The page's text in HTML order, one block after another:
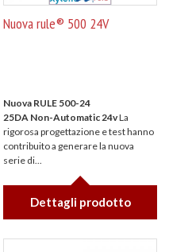
Nuova rule® 500 24V
Nuova RULE 500-24
25DA Non-Automatic 24vLa
rigorosa progettazione e test hanno
contribuito a generare la nuova
serie di...
Dettagli prodotto